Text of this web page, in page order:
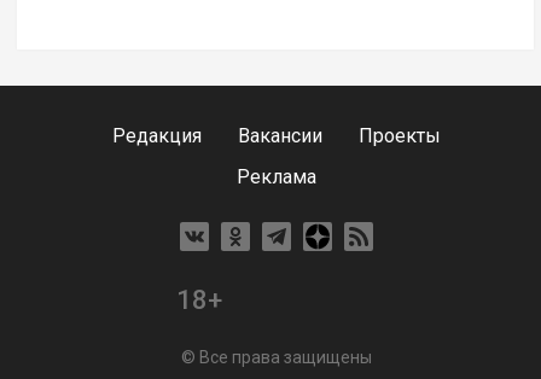
Редакция Вакансии
Проекты
Реклама
18+
© Все права защищены